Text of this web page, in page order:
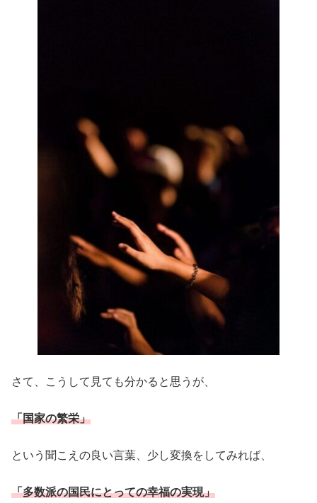
さて、こうして見ても分かると思うが、
「国家の繁栄」
という聞こえの良い言葉、少し変換をしてみれば、
「多数派の国民にとっての幸福の実現」